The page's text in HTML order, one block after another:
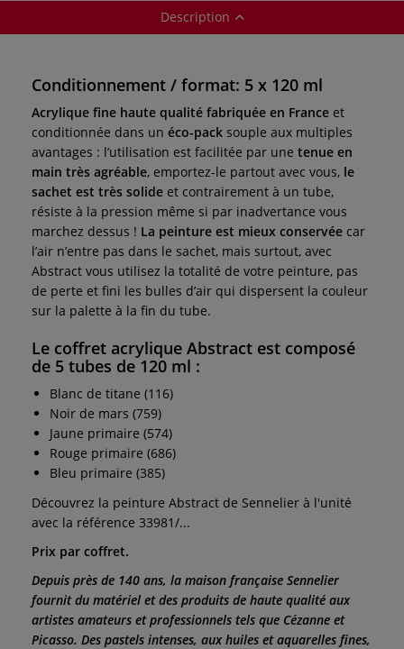
Description
Conditionnement / format: 5 x 120 ml
Acrylique fine haute qualité fabriquée en France et
conditionnée dans un éco-pack souple aux multiples
avantages : l’utilisation est facilitée par une tenue en
main très agréable, emportez-le partout avec vous, le
sachet est très solide et contrairement à un tube,
résiste à la pression même si par inadvertance vous
marchez dessus ! La peinture est mieux conservée car
l’air n’entre pas dans le sachet, mais surtout, avec
Abstract vous utilisez la totalité de votre peinture, pas
de perte et fini les bulles d’air qui dispersent la couleur
sur la palette à la fin du tube.
Le coffret acrylique Abstract est composé
de 5 tubes de 120 ml :
Blanc de titane (116)
Noir de mars (759)
Jaune primaire (574)
Rouge primaire (686)
Bleu primaire (385)
Découvrez la peinture Abstract de Sennelier à l'unité
avec la référence 33981/...
Prix par coffret.
Depuis près de 140 ans, la maison française Sennelier
fournit du matériel et des produits de haute qualité aux
artistes amateurs et professionnels tels que Cézanne et
Picasso. Des pastels intenses, aux huiles et aquarelles fines,